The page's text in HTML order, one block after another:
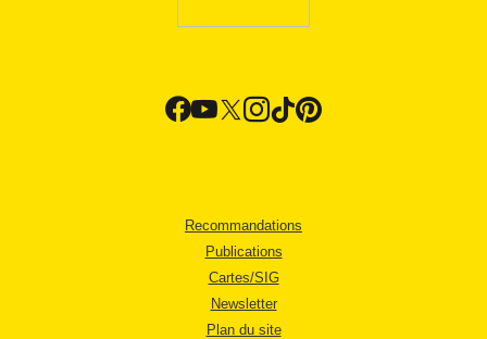
Recommandations
Publications
Cartes/SIG
Newsletter
Plan du site